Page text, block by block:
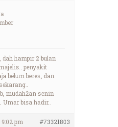
dah hampir 2 bulan
penyakit
belum beres, dan
mudah2an senin
Umar bisa hadir..
pm #73321803